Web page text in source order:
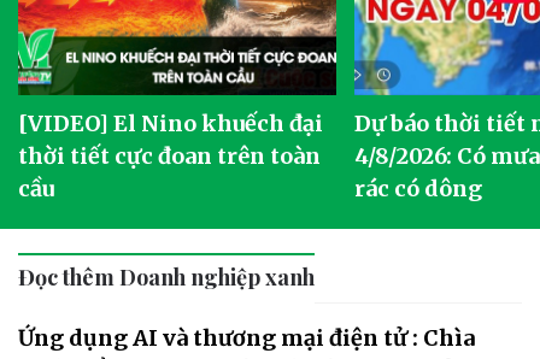
[VIDEO] El Nino khuếch đại
thời tiết cực đoan trên toàn
cầu
Dự báo thời tiết
4/8/2026: Có
rác có dông
Đọc thêm Doanh nghiệp xanh
Ứng dụng AI và thương mại điện tử : Chìa